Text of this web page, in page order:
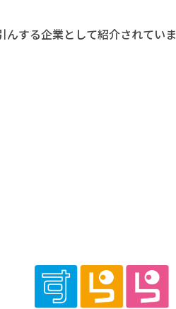
する企業として紹介されていま